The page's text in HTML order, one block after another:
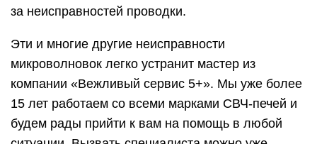
за неисправностей проводки.
Эти и многие другие неисправности
микроволновок легко устранит мастер из
компании «Вежливый сервис 5+». Мы уже более
15 лет работаем со всеми марками СВЧ-печей и
будем рады прийти к вам на помощь в любой